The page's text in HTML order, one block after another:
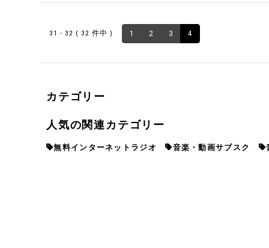
31 - 32 ( 32 件中 ) 1 2 3 4
カテゴリー
人気の関連カテゴリー
無料インターネットラジオ 音楽・動画サブスク